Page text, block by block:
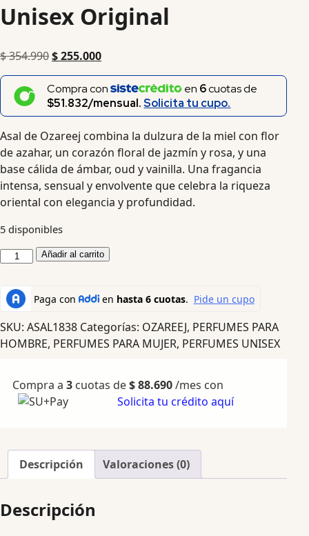
Unisex Original
$354.990$255.000
Compra con en 6cuotas de
$51.832/mensual.Solicita tu cupo.
Asal de Ozareej combina la dulzura de la miel con flor
de azahar, un corazón floral de jazmín y rosa, y una
base cálida de ámbar, oud y vainilla. Una fragancia
intensa, sensual y envolvente que celebra la riqueza
oriental con elegancia y profundidad.
5 disponibles
Añadir al carrito
SKU: ASAL1838 Categorías: OZAREEJ, PERFUMES PARA
HOMBRE, PERFUMES PARA MUJER, PERFUMES UNISEX
Compra a 3 cuotas de$88.690/mes con
Solicita tu crédito aquí
Descripción Valoraciones (0)
Descripción